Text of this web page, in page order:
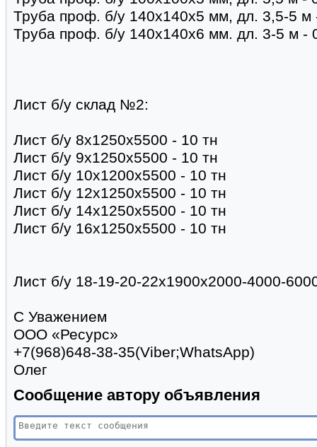
Труба проф. б/у 140х140х5 мм, дл. 3,5-5 м
Труба проф. б/у 140х140х6 мм. дл. 3-5 м -
Лист б/у склад №2:
Лист б/у 8х1250х5500 - 10 тн
Лист б/у 9х1250х5500 - 10 тн
Лист б/у 10х1200х5500 - 10 тн
Лист б/у 12х1250х5500 - 10 тн
Лист б/у 14х1250х5500 - 10 тн
Лист б/у 16х1250х5500 - 10 тн
Лист б/у 18-19-20-22х1900х2000-4000-
С Уважением
ООО «Ресурс»
+7(968)648-38-35(Viber;WhatsApp)
Олег
Сообщение автору объявления